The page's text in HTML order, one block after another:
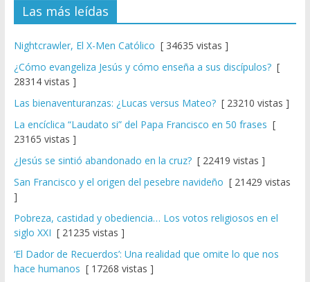
Las más leídas
Nightcrawler, El X-Men Católico [ 34635 vistas ]
¿Cómo evangeliza Jesús y cómo enseña a sus discípulos?[
28314 vistas ]
Las bienaventuranzas: ¿Lucas versus Mateo?[ 23210 vistas ]
La encíclica “Laudato si” del Papa Francisco en 50 frases [
23165 vistas ]
¿Jesús se sintió abandonado en la cruz?[ 22419 vistas ]
San Francisco y el origen del pesebre navideño [ 21429 vistas
]
Pobreza, castidad y obediencia… Los votos religiosos en el
siglo XXI [ 21235 vistas ]
‘El Dador de Recuerdos’: Una realidad que omite lo que nos
hace humanos [ 17268 vistas ]